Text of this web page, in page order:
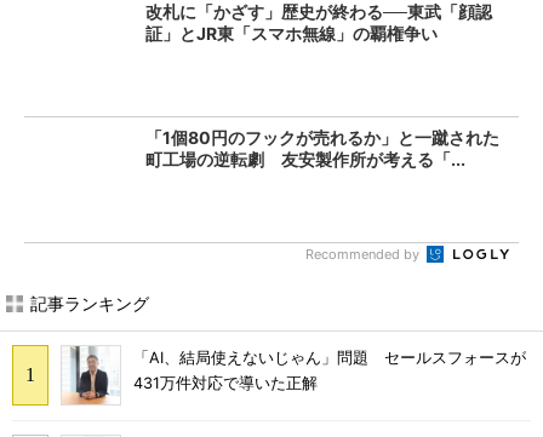
改札に「かざす」歴史が終わる──東武「顔認
証」とJR東「スマホ無線」の覇権争い
「1個80円のフックが売れるか」と一蹴された
町工場の逆転劇 友安製作所が考える「...
Recommended by
記事ランキング
「AI、結局使えないじゃん」問題 セールスフォースが
431万件対応で導いた正解